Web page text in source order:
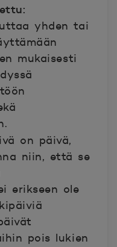
yhden tai
mukaisesti
on päivä,
niin, että se
erikseen ole
pois lukien